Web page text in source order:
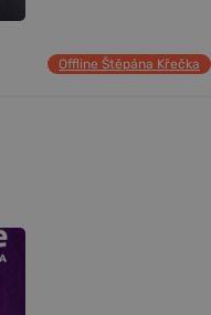
Offline Štěpána Křečka